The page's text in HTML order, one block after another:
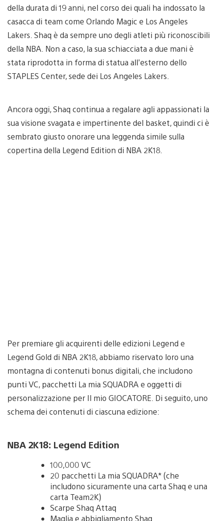
della durata di 19 anni, nel corso dei quali ha indossato la
casacca di team come Orlando Magic e Los Angeles
Lakers. Shaq è da sempre uno degli atleti più riconoscibili
della NBA. Non a caso, la sua schiacciata a due mani è
stata riprodotta in forma di statua all’esterno dello
STAPLES Center, sede dei Los Angeles Lakers.
Ancora oggi, Shaq continua a regalare agli appassionati la
sua visione svagata e impertinente del basket, quindi ci è
sembrato giusto onorare una leggenda simile sulla
copertina della Legend Edition di NBA 2K18.
Per premiare gli acquirenti delle edizioni Legend e
Legend Gold di NBA 2K18, abbiamo riservato loro una
montagna di contenuti bonus digitali, che includono
punti VC, pacchetti La mia SQUADRA e oggetti di
personalizzazione per Il mio GIOCATORE. Di seguito, uno
schema dei contenuti di ciascuna edizione:
NBA 2K18: Legend Edition
100,000 VC
20 pacchetti La mia SQUADRA* (che
includono sicuramente una carta Shaq e una
carta Team2K)
Scarpe Shaq Attaq
Maglia e abbigliamento Shaq